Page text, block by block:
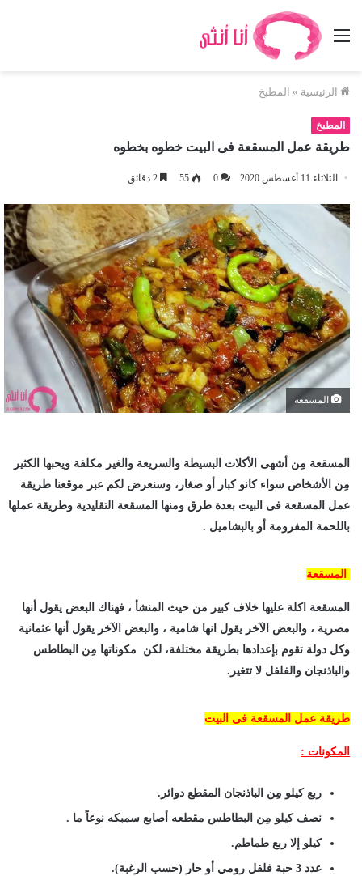
القائمة
الرئيسية » المطبخ
المطبخ
طريقة عمل المسقعة فى البيت خطوه بخطوه
الثلاثاء 11 أغسطس 2020 0
55
المسقعه
المسقعة مِن أشهى الأكلات البسيطة والسريعة والغير مكلفة ويحبها الكثير
مِن الأشخاص سواء كانو كبار أو صغار، وسنعرض لكم عبر موقعنا طريقة
عمل المسقعة فى البيت بعدة طرق ومنها المسقعة التقليدية وطريقة عملها
باللحمة المفرومة أو بالبشاميل .
المسقعة
المسقعة اكلة عليها خلاف كبير من حيث المنشأ ، فهناك البعض يقول أنها
مصرية ، والبعض الآخر يقول انها شامية ، والبعض الآخر يقول أنها عثمانية
وكل دولة تقوم بإعدادها بطريقة مختلفة، لكن مكوناتها مِن البطاطس
والباذنجان والفلفل لا تتغير.
طريقة عمل المسقعة فى البيت
المكونات :
ربع كيلو مِن الباذنجان المقطع دوائر.
نصف كيلو مِن البطاطس مقطعه أصابع سمبكه نوعاً ما .
كيلو إلا ربع طماطم.
عدد 3 حبة فلفل رومي أو حار (حسب الرغبة).